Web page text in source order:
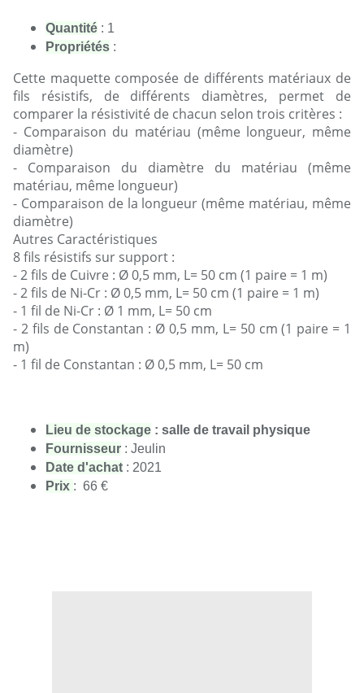
Quantité : 1
Propriétés :
Cette maquette composée de différents matériaux de
fils résistifs, de différents diamètres, permet de
comparer la résistivité de chacun selon trois critères :
- Comparaison du matériau (même longueur, même
diamètre)
- Comparaison du diamètre du matériau (même
matériau, même longueur)
- Comparaison de la longueur (même matériau, même
diamètre)
Autres Caractéristiques
8 fils résistifs sur support :
- 2 fils de Cuivre : Ø 0,5 mm, L= 50 cm (1 paire = 1 m)
- 2 fils de Ni-Cr : Ø 0,5 mm, L= 50 cm (1 paire = 1 m)
- 1 fil de Ni-Cr : Ø 1 mm, L= 50 cm
- 2 fils de Constantan : Ø 0,5 mm, L= 50 cm (1 paire = 1
m)
- 1 fil de Constantan : Ø 0,5 mm, L= 50 cm
Lieu de stockage : salle de travail physique
Fournisseur : Jeulin
Date d'achat : 2021
Prix :  66 €